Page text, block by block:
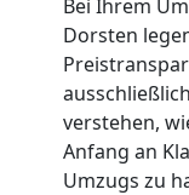
Bei Ihrem
Dorsten
verstehen,
Anfang an
Umzugs zu